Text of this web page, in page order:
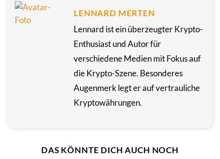
LENNARD MERTEN
Lennard ist ein überzeugter Krypto-
Enthusiast und Autor für
verschiedene Medien mit Fokus auf
die Krypto-Szene. Besonderes
Augenmerk legt er auf vertrauliche
Kryptowährungen.
DAS KÖNNTE DICH AUCH NOCH